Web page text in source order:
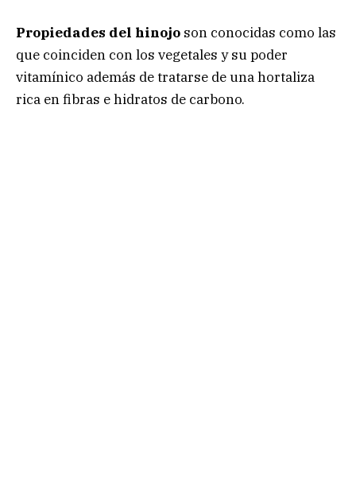
Propiedades del hinojo son conocidas como las
que coinciden con los vegetales y su poder
vitamínico además de tratarse de una hortaliza
rica en fibras e hidratos de carbono.